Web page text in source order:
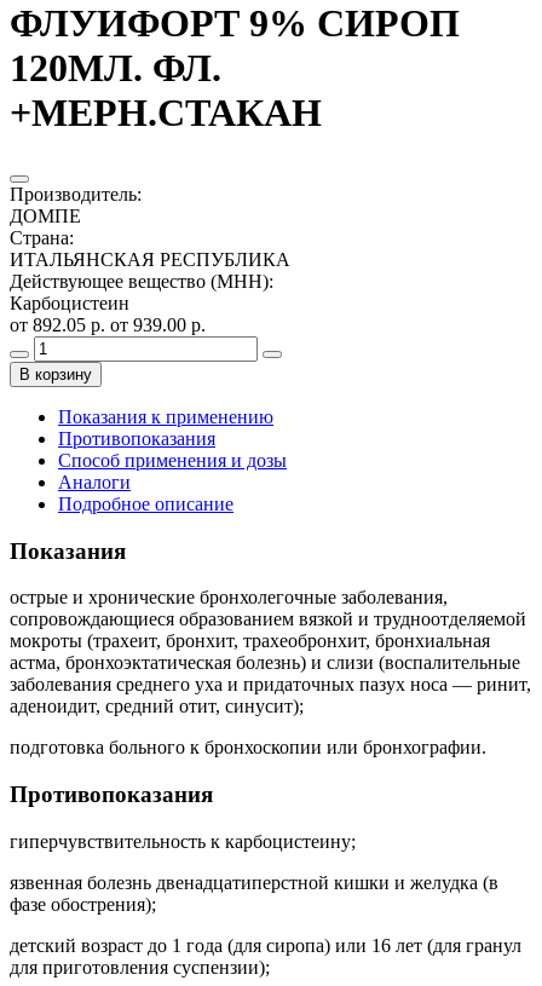
ФЛУИФОРТ 9% СИРОП
120МЛ. ФЛ.
+МЕРН.СТАКАН
Производитель:
ДОМПЕ
Страна:
ИТАЛЬЯНСКАЯ РЕСПУБЛИКА
Действующее вещество (МНН):
Карбоцистеин
от 892.05 р. от 939.00 р.
В корзину
Показания к применению
Противопоказания
Способ применения и дозы
Аналоги
Подробное описание
Показания
острые и хронические бронхолегочные заболевания,
сопровождающиеся образованием вязкой и трудноотделяемой
мокроты (трахеит, бронхит, трахеобронхит, бронхиальная
астма, бронхоэктатическая болезнь) и слизи (воспалительные
заболевания среднего уха и придаточных пазух носа — ринит,
аденоидит, средний отит, синусит);
подготовка больного к бронхоскопии или бронхографии.
Противопоказания
гиперчувствительность к карбоцистеину;
язвенная болезнь двенадцатиперстной кишки и желудка (в
фазе обострения);
детский возраст до 1 года (для сиропа) или 16 лет (для гранул
для приготовления суспензии);